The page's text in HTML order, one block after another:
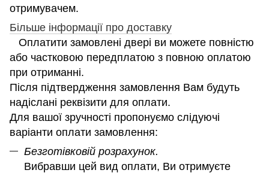
отримувачем.
Більше інформації про доставку
Оплатити замовлені двері ви можете повністю
або частковою передплатою з повною оплатою
при отриманні.
Після підтвердження замовлення Вам будуть
надіслані реквізити для оплати.
Для вашої зручності пропонуємо слідуючі
варіанти оплати замовлення:
Безготівковій розрахунок.
Вибравши цей вид оплати, Ви отримуєте